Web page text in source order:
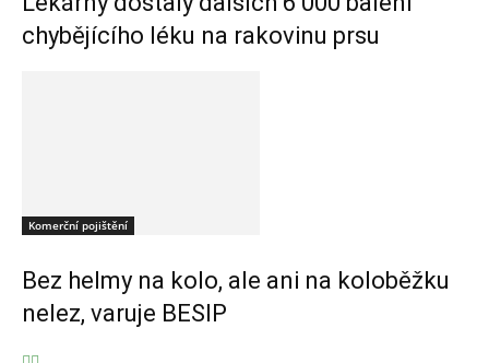
chybějícího léku na rakovinu prsu
Komerční pojištění
Bez helmy na kolo, ale ani na koloběžku
nelez, varuje BESIP